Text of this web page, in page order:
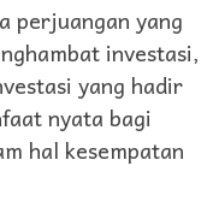
perjuangan yang
investasi,
yang hadir
nyata bagi
hal kesempatan